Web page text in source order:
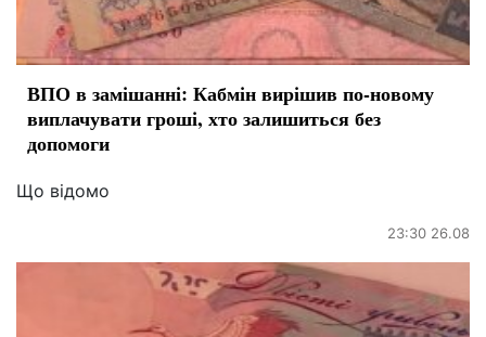
ВПО в замішанні: Кабмін вирішив по-новому
виплачувати гроші, хто залишиться без
допомоги
Що відомо
23:30 26.08